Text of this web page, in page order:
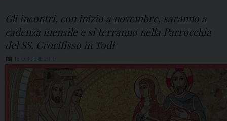
Gli incontri, con inizio a novembre, saranno a
cadenza mensile e si terranno nella Parrocchia
del SS. Crocifisso in Todi
18 OTTOBRE 2019